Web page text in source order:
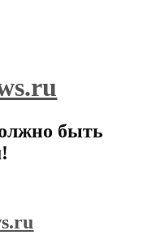
быть